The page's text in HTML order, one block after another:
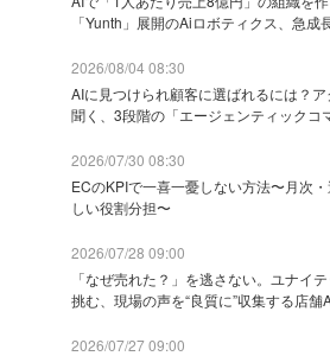
「Yunth」展開のAiロボティクス、急成
2026/08/04 08:30
AIに見つけられ顧客に選ばれるには？
聞く、3段階の「エージェンティックコ
2026/07/30 08:30
ECのKPIで一喜一憂しない方法〜月次
しい役割分担〜
2026/07/28 09:00
「なぜ売れた？」を逃さない。ユナイ
挑む、現場の声を“良質に”収集する店舗
2026/07/27 09:00